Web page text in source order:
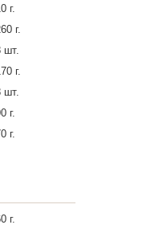
г.
г.
шт.
г.
шт.
г.
г.
г.